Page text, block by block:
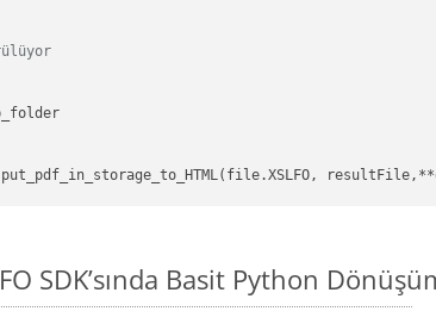
SDK’sında Basit Python